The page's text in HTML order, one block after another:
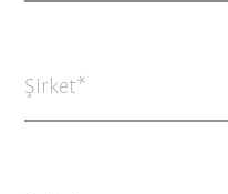
Şirket